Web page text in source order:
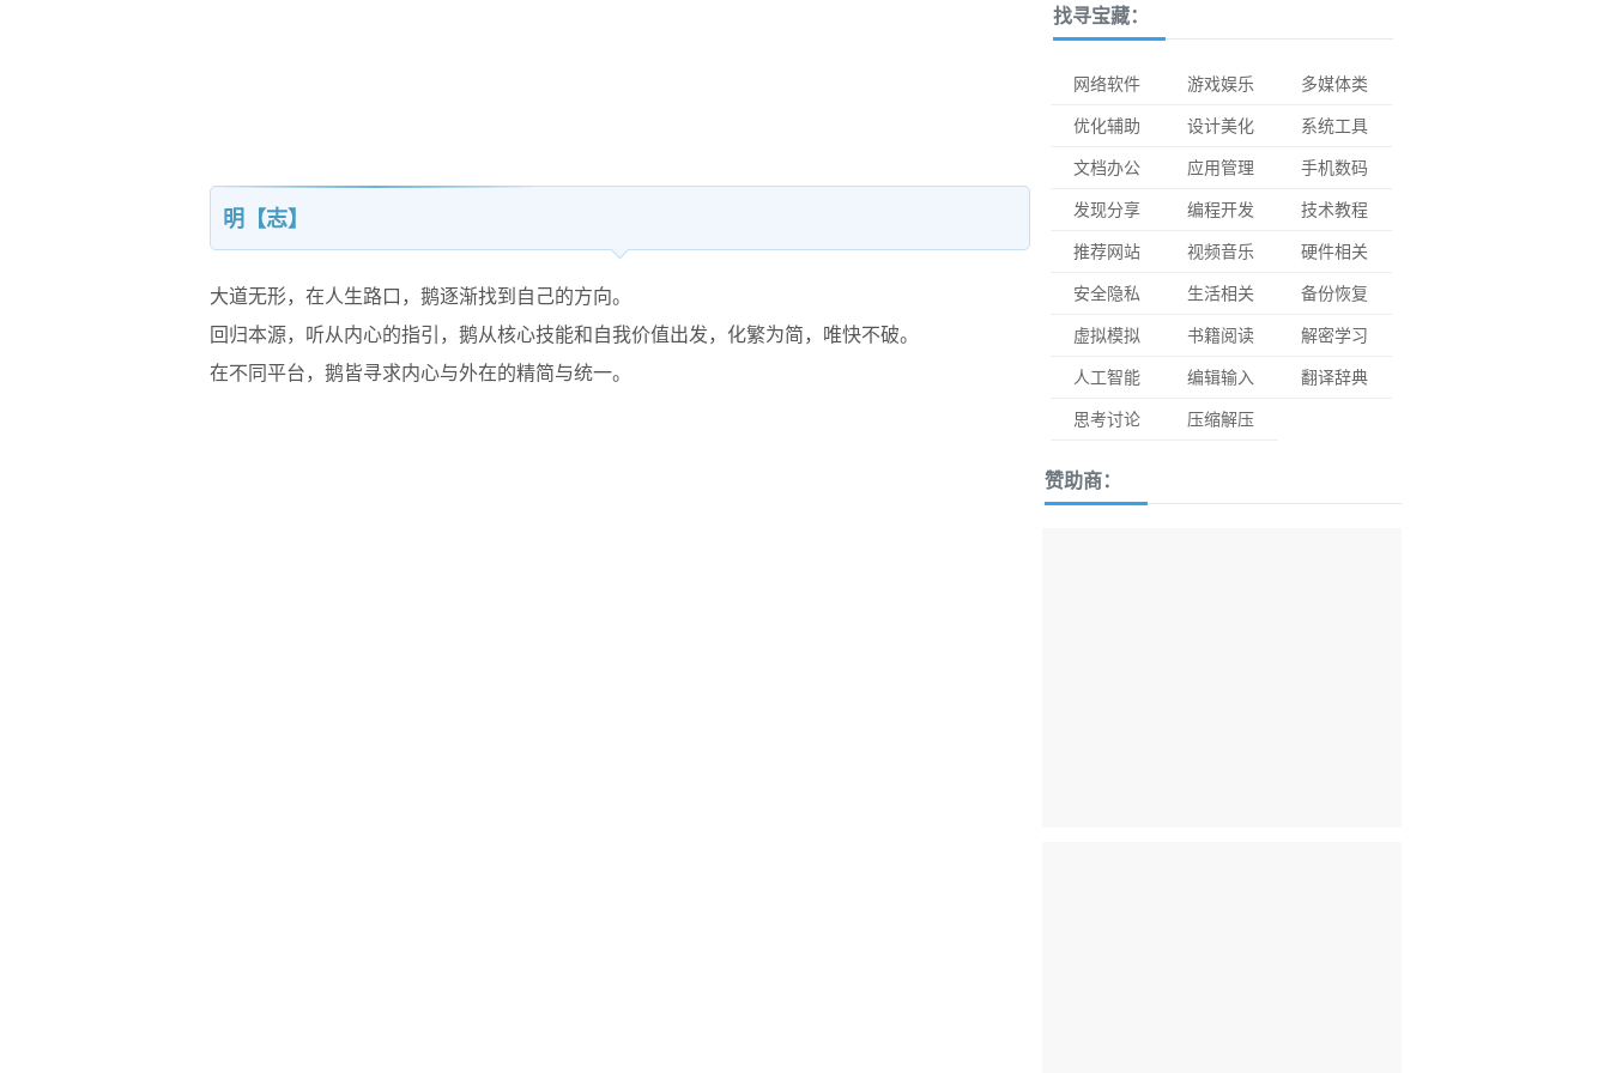
明【志】
大道无形，在人生路口，鹅逐渐找到自己的方向。
回归本源，听从内心的指引，鹅从核心技能和自我价值出发，化繁为简，唯快不破。
在不同平台，鹅皆寻求内心与外在的精简与统一。
找寻宝藏：
网络软件 游戏娱乐
多媒体类
优化辅助
设计美化
系统工具
文档办公
应用管理
手机数码
发现分享
编程开发
技术教程
推荐网站
视频音乐
硬件相关
安全隐私
生活相关
备份恢复
虚拟模拟
书籍阅读
解密学习
人工智能
编辑输入
翻译辞典
思考讨论
压缩解压
赞助商：